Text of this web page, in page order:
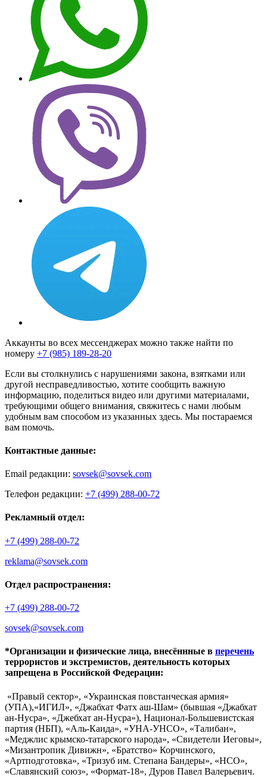
Аккаунты во всех мессенджерах можно также найти по
номеру +7 (985) 189-28-20
Если вы столкнулись с нарушениями закона, взятками или
другой несправедливостью, хотите сообщить важную
информацию, поделиться видео или другими материалами,
требующими общего внимания, свяжитесь с нами любым
удобным вам способом из указанных здесь. Мы постараемся
вам помочь.
Контактные данные:
Email редакции: sovsek@sovsek.com
Телефон редакции: +7 (499) 288-00-72
Рекламный отдел:
+7 (499) 288-00-72
reklama@sovsek.com
Отдел распространения:
+7 (499) 288-00-72
sovsek@sovsek.com
*Организации и физические лица, внесённные в перечень
террористов и экстремистов, деятельность которых
запрещена в Российской Федерации:
«Правый сектор», «Украинская повстанческая армия»
(УПА),«ИГИЛ», «Джабхат Фатх аш-Шам» (бывшая «Джабхат
ан-Нусра», «Джебхат ан-Нусра»), Национал-Большевистская
партия (НБП), «Аль-Каида», «УНА-УНСО», «Талибан»,
«Меджлис крымско-татарского народа», «Свидетели Иеговы»,
«Мизантропик Дивижн», «Братство» Корчинского,
«Артподготовка», «Тризуб им. Степана Бандеры», «НСО»,
«Славянский союз», «Формат-18», Дуров Павел Валерьевич.